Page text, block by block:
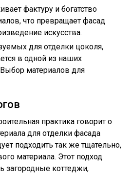
фактуру и богатство
что превращает фасад
искусства.
для отделки цоколя,
в одной из наших
материалов для
практика говорит о
для отделки фасада
подходить так же тщательно,
материала. Этот подход
загородные коттеджи,